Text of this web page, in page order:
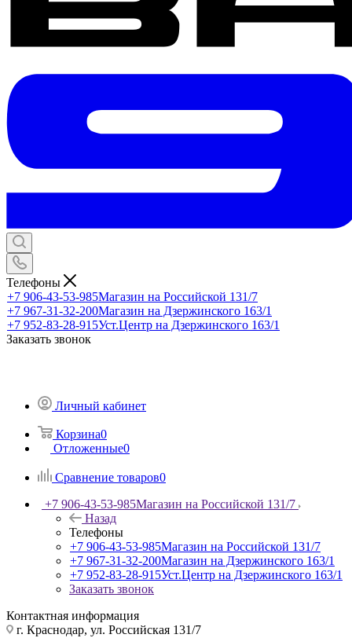
Телефоны
+7 906-43-53-985Магазин на Российской 131/7
+7 967-31-32-200Магазин на Дзержинского 163/1
+7 952-83-28-915Уст.Центр на Дзержинского 163/1
Заказать звонок
Личный кабинет
Корзина0
Отложенные0
Сравнение товаров0
+7 906-43-53-985Магазин на Российской 131/7
Назад
Телефоны
+7 906-43-53-985Магазин на Российской 131/7
+7 967-31-32-200Магазин на Дзержинского 163/1
+7 952-83-28-915Уст.Центр на Дзержинского 163/1
Заказать звонок
Контактная информация
г. Краснодар, ул. Российская 131/7